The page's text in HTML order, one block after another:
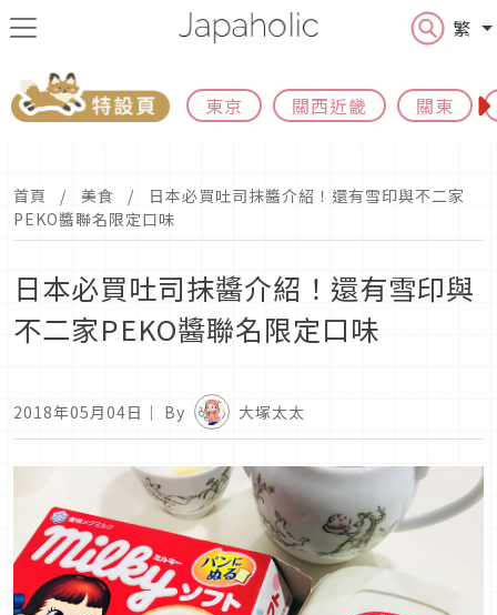
繁
東京 關西近畿 關東
首頁 美食
日本必買吐司抹醬介紹！還有雪印與不二家
PEKO醬聯名限定口味
日本必買吐司抹醬介紹！還有雪印與
不二家PEKO醬聯名限定口味
2018年05月04日 ｜ By 大塚太太